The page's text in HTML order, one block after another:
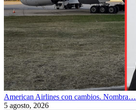
American Airlines con cambios. Nombra…
5 agosto, 2026